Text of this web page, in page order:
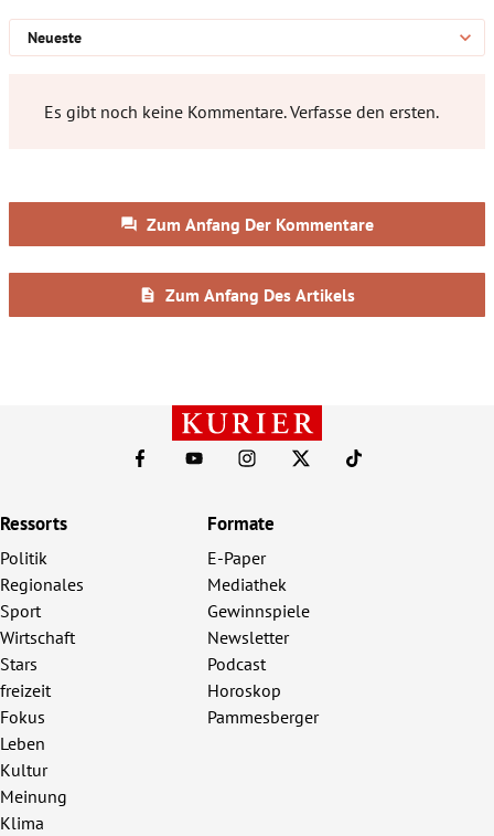
Ressorts
Politik
Regionales
Sport
Wirtschaft
Stars
freizeit
Fokus
Leben
Kultur
Meinung
Klima
Formate
E-Paper
Mediathek
Gewinnspiele
Newsletter
Podcast
Horoskop
Pammesberger